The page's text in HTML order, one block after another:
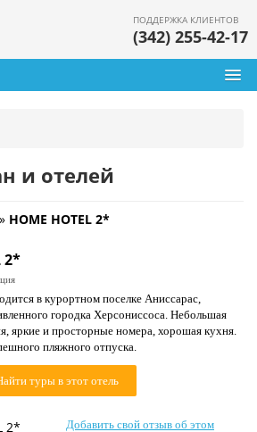
ПОДДЕРЖКА КЛИЕНТОВ
(342) 255-42-17
и отелей
» HOME HOTEL 2*
2*
в курортном поселке Аниссарас,
городка Херсониссоса. Небольшая
яркие и просторные номера, хорошая кухня.
пляжного отпуска.
туры в этот отель
Добавить свой отзыв об этом